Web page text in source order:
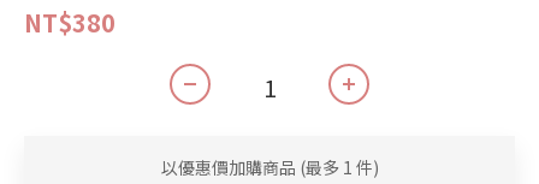
NT$380
以優惠價加購商品 (最多 1 件)